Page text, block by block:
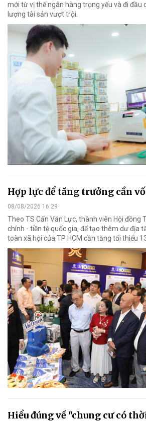
mới từ vị thế ngân hàng trọng yếu và đi đầu
lượng tài sản vượt trội.
Hợp lực để tăng trưởng cần
08/08/2026 16:29
Theo TS Cấn Văn Lực, thành viên Hội đồng
chính - tiền tệ quốc gia, để tạo thêm dư địa
toàn xã hội của TP HCM cần tăng tối thiểu
Hiểu đúng về "chung cư có